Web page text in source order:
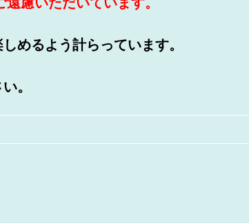
めるよう計らっています。
。